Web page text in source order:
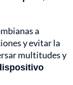
a
y evitar la
multitudes y